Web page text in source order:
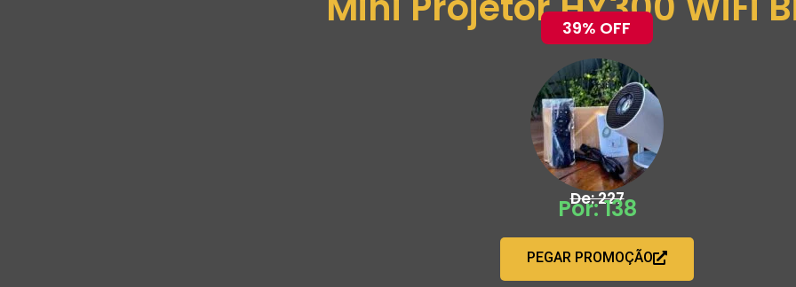
39% OFF
De: 227
Por: 138
PEGAR PROMOÇÃO